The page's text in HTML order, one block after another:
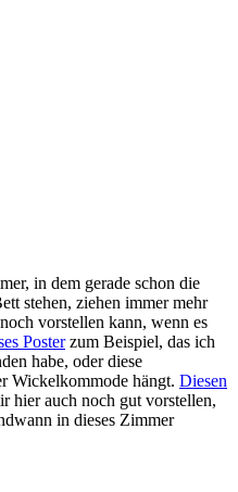
in dem gerade schon die
stehen, ziehen immer mehr
vorstellen kann, wenn es
Posterzum Beispiel, das ich
habe, oder diese
Wickelkommode hängt. Diesen
hier auch noch gut vorstellen,
in dieses Zimmer